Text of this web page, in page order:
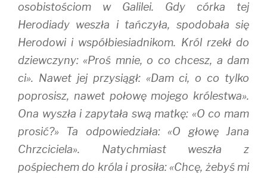
osobistościom w Galilei. Gdy córka tej
Herodiady weszła i tańczyła, spodobała się
Herodowi i współbiesiadnikom. Król rzekł do
dziewczyny: «Proś mnie, o co chcesz, a dam
ci». Nawet jej przysiągł: «Dam ci, o co tylko
poprosisz, nawet połowę mojego królestwa».
Ona wyszła i zapytała swą matkę: «O co mam
prosić?» Ta odpowiedziała: «O głowę Jana
Chrzciciela». Natychmiast weszła z
pośpiechem do króla i prosiła: «Chcę, żebyś mi